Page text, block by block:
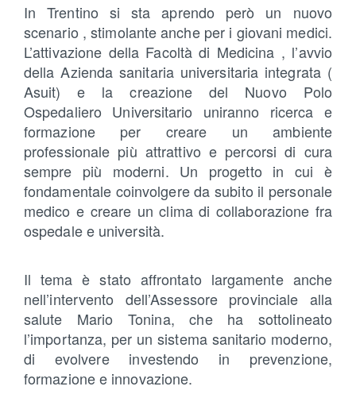
In Trentino si sta aprendo però un nuovo
scenario , stimolante anche per i giovani medici.
L’attivazione della Facoltà di Medicina , l’avvio
della Azienda sanitaria universitaria integrata (
Asuit) e la creazione del Nuovo Polo
Ospedaliero Universitario uniranno ricerca e
formazione per creare un ambiente
professionale più attrattivo e percorsi di cura
sempre più moderni. Un progetto in cui è
fondamentale coinvolgere da subito il personale
medico e creare un clima di collaborazione fra
ospedale e università.
Il tema è stato affrontato largamente anche
nell’intervento dell’Assessore provinciale alla
salute Mario Tonina, che ha sottolineato
l’importanza, per un sistema sanitario moderno,
di evolvere investendo in prevenzione,
formazione e innovazione.